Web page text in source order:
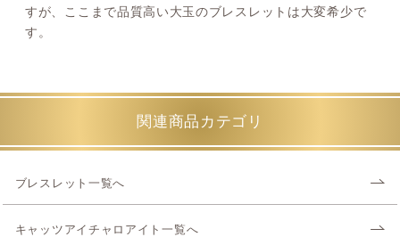
すが、ここまで品質高い大玉のブレスレットは大変希少で
す。
関連商品カテゴリ
ブレスレット一覧へ
キャッツアイチャロアイト一覧へ